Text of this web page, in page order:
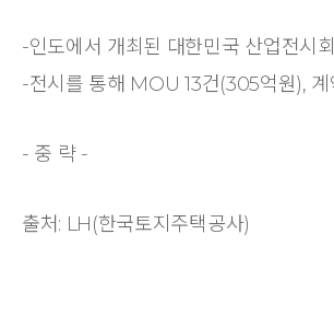
-인도에서 개최된 대한민국 산업전시
-전시를 통해 MOU 13건(305억원), 계
- 중 략 -
출처: LH(한국토지주택공사)